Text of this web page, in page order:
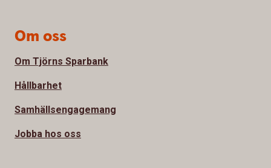
Om oss
Om Tjörns Sparbank
Hållbarhet
Samhällsengagemang
Jobba hos oss